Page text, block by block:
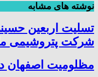
نوشته های مشابه
تسلیت اربعین
شرکت پتروشیمی
مظلومیت اصفهان